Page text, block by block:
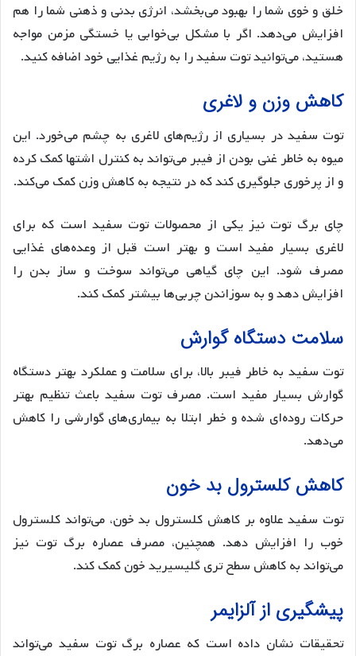
خلق و خوی شما را بهبود می‌بخشد، انرژی بدنی و ذهنی شما را هم
افزایش می‌دهد. اگر با مشکل بی‌خوابی یا خستگی مزمن مواجه
هستید، می‌توانید توت سفید را به رژیم غذایی خود اضافه کنید.
کاهش وزن و لاغری
توت سفید در بسیاری از رژیم‌های لاغری به چشم می‌خورد. این
میوه به خاطر غنی بودن از فیبر می‌تواند به کنترل اشتها کمک کرده
و از پرخوری جلوگیری کند که در نتیجه به کاهش وزن کمک می‌کند.
چای برگ توت نیز یکی از محصولات توت سفید است که برای
لاغری بسیار مفید است و بهتر است قبل از وعده‌های غذایی
مصرف شود. این چای گیاهی می‌تواند سوخت و ساز بدن را
افزایش دهد و به سوزاندن چربی‌ها بیشتر کمک کند.
سلامت دستگاه گوارش
توت سفید به خاطر فیبر بالا، برای سلامت و عملکرد بهتر دستگاه
گوارش بسیار مفید است. مصرف توت سفید باعث تنظیم بهتر
حرکات روده‌ای شده و خطر ابتلا به بیماری‌های گوارشی را کاهش
می‌دهد.
کاهش کلسترول بد خون
توت سفید علاوه بر کاهش کلسترول بد خون، می‌تواند کلسترول
خوب را افزایش دهد. همچنین، مصرف عصاره برگ توت نیز
می‌تواند به کاهش سطح تری گلیسیرید خون کمک کند.
پیشگیری از آلزایمر
تحقیقات نشان داده است که عصاره برگ توت سفید می‌تواند